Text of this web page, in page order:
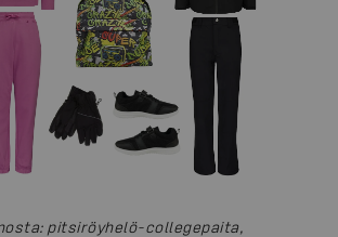
pitsiröyhelö-collegepaita,